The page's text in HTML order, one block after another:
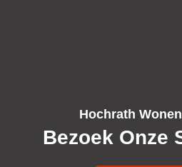
Hochrath
Bezoek Onze